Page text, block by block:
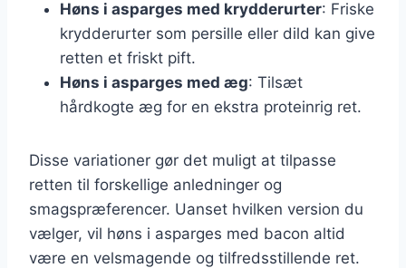
Høns i asparges med krydderurter: Friske
krydderurter som persille eller dild kan give
retten et friskt pift.
Høns i asparges med æg: Tilsæt
hårdkogte æg for en ekstra proteinrig ret.
Disse variationer gør det muligt at tilpasse
retten til forskellige anledninger og
smagspræferencer. Uanset hvilken version du
vælger, vil høns i asparges med bacon altid
være en velsmagende og tilfredsstillende ret.